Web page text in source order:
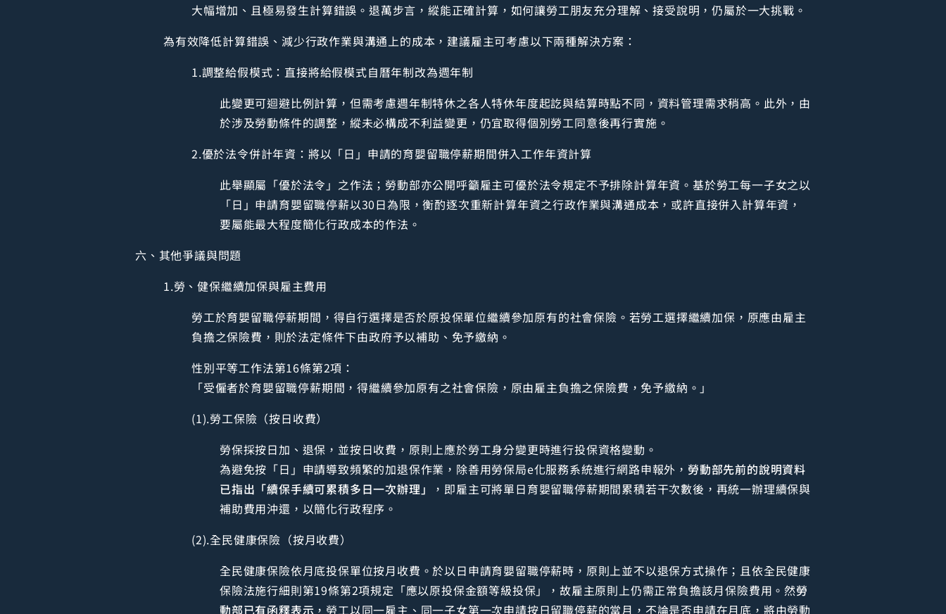
大幅增加、且極易發生計算錯誤。退萬步言，縱能正確計算，如何讓勞工朋友充分理解、接受說明，仍屬於一大挑戰。
為有效降低計算錯誤、減少行政作業與溝通上的成本，建議雇主可考慮以下兩種解決方案：
1.調整給假模式：直接將給假模式自曆年制改為週年制
此變更可迴避比例計算，但需考慮週年制特休之各人特休年度起訖與結算時點不同，資料管理需求稍高。此外，由
於涉及勞動條件的調整，縱未必構成不利益變更，仍宜取得個別勞工同意後再行實施。
2.優於法令併計年資：將以「日」申請的育嬰留職停薪期間併入工作年資計算
此舉顯屬「優於法令」之作法；勞動部亦公開呼籲雇主可優於法令規定不予排除計算年資。基於勞工每一子女之以
「日」申請育嬰留職停薪以30日為限，衡酌逐次重新計算年資之行政作業與溝通成本，或許直接併入計算年資，
要屬能最大程度簡化行政成本的作法。
六、其他爭議與問題
1.勞、健保繼續加保與雇主費用
勞工於育嬰留職停薪期間，得自行選擇是否於原投保單位繼續參加原有的社會保險。若勞工選擇繼續加保，原應由雇主
負擔之保險費，則於法定條件下由政府予以補助、免予繳納。
性別平等工作法第16條第2項：
「受僱者於育嬰留職停薪期間，得繼續參加原有之社會保險，原由雇主負擔之保險費，免予繳納。」
(1).勞工保險（按日收費）
勞保採按日加、退保，並按日收費，原則上應於勞工身分變更時進行投保資格變動。
為避免按「日」申請導致頻繁的加退保作業，除善用勞保局e化服務系統進行網路申報外， 勞動部先前的說明資料
已指出「續保手續可累積多日一次辦理」
，即雇主可將單日育嬰留職停薪期間累積若干次數後，再統一辦理續保與
補助費用沖還，以簡化行政程序。
(2).全民健康保險（按月收費）
全民健康保險依月底投保單位按月收費。於以日申請育嬰留職停薪時，原則上並不以退保方式操作；且依全民健康
保險法施行細則第19條第2項規定「應以原投保金額等級投保」，故雇主原則上仍需正常負擔該月保險費用。然勞
動部已有函釋表示 ，勞工以同一雇主、同一子女第一次申請按日留職停薪的當月，不論是否申請在月底，將由勞動